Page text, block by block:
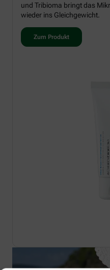
und Tribioma bringt das
wieder ins Gleichgewicht.
Zum Produkt